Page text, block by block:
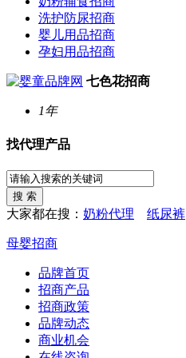
洗护防尿招商
婴儿用品招商
孕妇用品招商
七色花招商
1年
找代理产品
大家都在搜： 奶粉代理 纸尿裤
母婴招商
品牌首页
招商产品
招商政策
品牌动态
商业机会